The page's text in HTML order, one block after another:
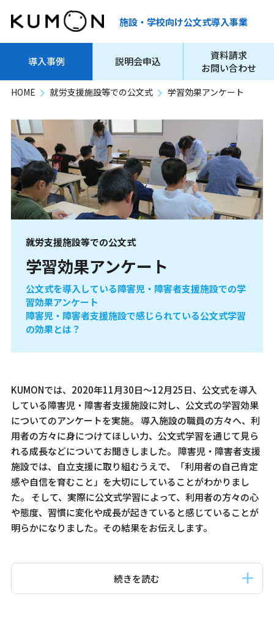
施設・学校向け公文式導入事業
導入事例 説明会申込
資料請求
お問い合わせ
HOME 就労支援施設等での公文式 学習効果アンケート
就労支援施設等での公文式
学習効果アンケート
公文式を導入している障害児・障害者支援施設での学
習効果アンケート
障害児・障害者支援施設で感じられている公文式学習
の効果とは？
KUMONでは、2020年11月30日～12月25日、公文式を導入
している障害児・障害者支援施設に対し、公文式の学習効果
についてのアンケートを実施。 導入施設の職員の方々へ、利
用者の方々に身につけてほしい力、公文式学習を通じて見ら
れる成長などについてお聞きしました。 障害児・障害者支援
施設では、自立支援に取り組むうえで、「利用者の自己肯定
感や自信を育むこと」を大切にしていることがわかりまし
た。 そして、実際に公文式学習によって、利用者の方々の心
や態度、習慣に変化や成長が起きていると感じていることが
明らかになりました。その結果をお伝えします。
続きを読む